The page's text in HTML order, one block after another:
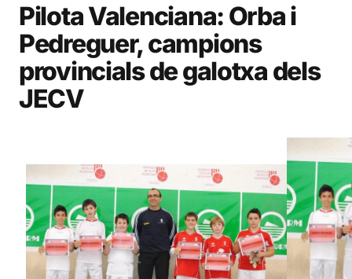
Pilota Valenciana: Orba i
Pedreguer, campions
provincials de galotxa dels
JECV